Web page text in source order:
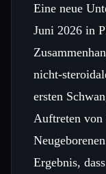
Eine neue
Juni 2026 in
ersten
Auftreten von
Ergebnis,